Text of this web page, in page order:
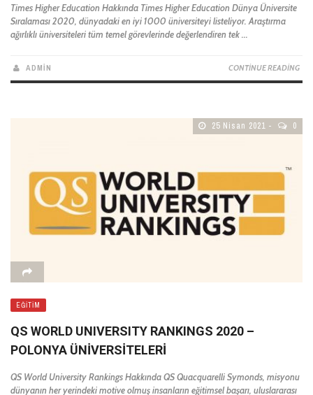
Times Higher Education Hakkında Times Higher Education Dünya Üniversite
Sıralaması 2020, dünyadaki en iyi 1000 üniversiteyi listeliyor. Araştırma
ağırlıklı üniversiteleri tüm temel görevlerinde değerlendiren tek ...
ADMIN CONTINUE READING
25 Nisan 2021 0
EĞITIM
QS WORLD UNIVERSITY RANKINGS 2020 –
POLONYA ÜNIVERSITELERI
QS World University Rankings Hakkında QS Quacquarelli Symonds, misyonu
dünyanın her yerindeki motive olmuş insanların eğitimsel başarı, uluslararası